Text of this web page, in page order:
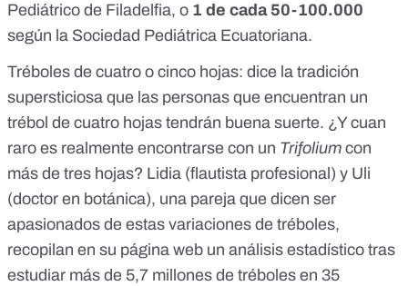
Pediátrico de Filadelfia, o 1 de cada 50-100.000
según la Sociedad Pediátrica Ecuatoriana.
Tréboles de cuatro o cinco hojas: dice la tradición
supersticiosa que las personas que encuentran un
trébol de cuatro hojas tendrán buena suerte. ¿Y cuan
raro es realmente encontrarse con un Trifolium con
más de tres hojas? Lidia (flautista profesional) y Uli
(doctor en botánica), una pareja que dicen ser
apasionados de estas variaciones de tréboles,
recopilan en su página web un análisis estadístico tras
estudiar más de 5,7 millones de tréboles en 35